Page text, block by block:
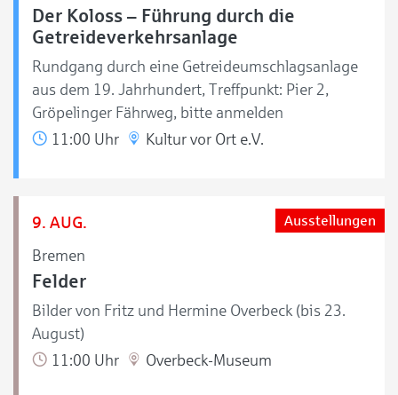
Der Koloss – Führung durch die
Getreideverkehrsanlage
Rundgang durch eine Getreideumschlagsanlage
aus dem 19. Jahrhundert, Treffpunkt: Pier 2,
Gröpelinger Fährweg, bitte anmelden
11:00 Uhr
Kultur vor Ort e.V.
9. AUG.
Bremen
Ausstellungen
Felder
Bilder von Fritz und Hermine Overbeck (bis 23.
August)
11:00 Uhr
Overbeck-Museum